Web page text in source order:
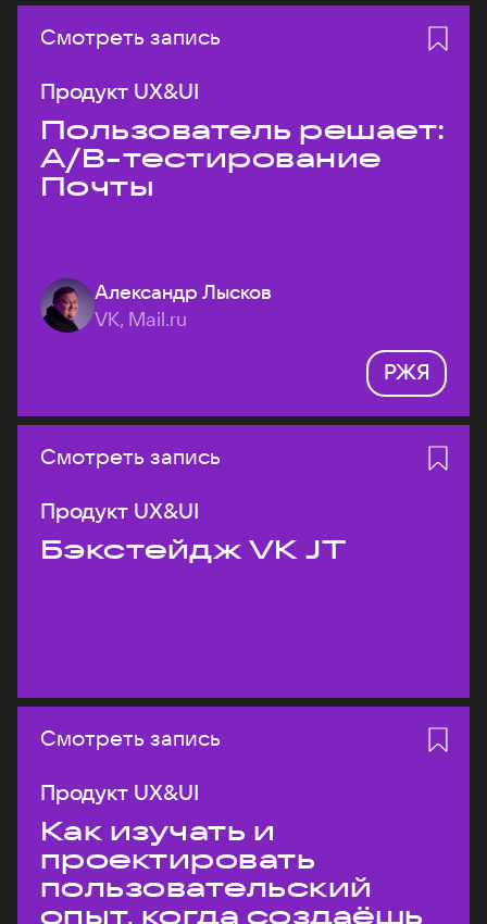
Смотреть запись
Продукт UX&UI
Пользователь решает:
A/B-тестирование
Почты
Александр Лысков
VK, Mail.ru
РЖЯ
Смотреть запись
Продукт UX&UI
Бэкстейдж VK JT
Смотреть запись
Продукт UX&UI
Как изучать и
проектировать
пользовательский
опыт, когда создаёшь